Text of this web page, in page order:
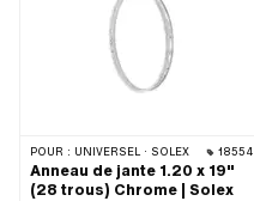
POUR : UNIVERSEL · SOLEX 18554
Anneau de jante 1.20 x 19"
(28 trous) Chrome | Solex